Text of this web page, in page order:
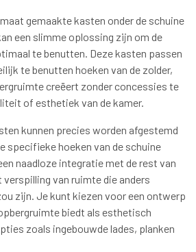
gemaakte kasten onder de schuine
een slimme oplossing zijn om de
te benutten. Deze kasten passen
te benutten hoeken van de zolder,
creëert zonder concessies te
of esthetiek van de kamer.
kunnen precies worden afgestemd
specifieke hoeken van de schuine
naadloze integratie met de rest van
van ruimte die anders
zijn. Je kunt kiezen voor een ontwerp
biedt als esthetisch
zoals ingebouwde lades, planken